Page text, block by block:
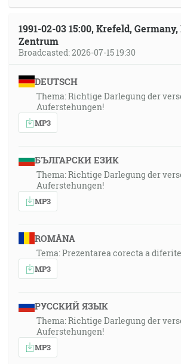
1991-02-03 15:00, Krefeld,
Zentrum
Broadcasted: 2026-07-15 19:30
DEUTSCH
Thema: Richtige Darlegung der
Auferstehungen!
MP3
БЪЛГАРСКИ ЕЗИК
Thema: Richtige Darlegung der
Auferstehungen!
MP3
ROMÂNA
Tema: Prezentarea corecta a
MP3
РУССКИЙ ЯЗЫК
Thema: Richtige Darlegung der
Auferstehungen!
MP3